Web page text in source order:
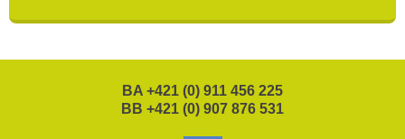
BA +421 (0) 911 456 225
BB +421 (0) 907 876 531